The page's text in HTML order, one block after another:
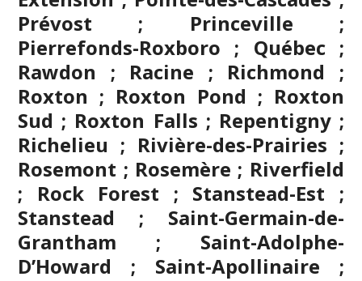
Prévost ; Princeville ;
Pierrefonds-Roxboro ; Québec ;
Rawdon ; Racine ; Richmond ;
Roxton ; Roxton Pond ; Roxton
Sud ; Roxton Falls ; Repentigny ;
Richelieu ; Rivière-des-Prairies ;
Rosemont ; Rosemère ; Riverfield
; Rock Forest ; Stanstead-Est ;
Stanstead ; Saint-Germain-de-
Grantham ; Saint-Adolphe-
D’Howard ; Saint-Apollinaire ;